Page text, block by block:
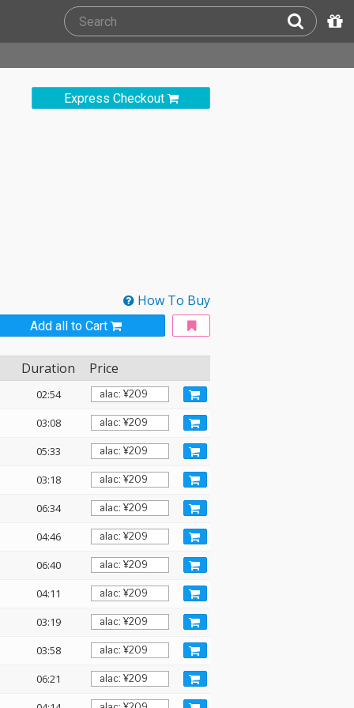
Express Checkout
How To Buy
Add all to Cart
Duration Price
02:54
03:08
05:33
03:18
06:34
04:46
06:40
04:11
03:19
03:58
06:21